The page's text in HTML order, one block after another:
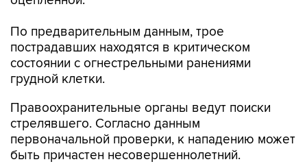
По предварительным данным, трое
пострадавших находятся в критическом
состоянии с огнестрельными ранениями
грудной клетки.
Правоохранительные органы ведут поиски
стрелявшего. Согласно данным
первоначальной проверки, к нападению может
быть причастен несовершеннолетний.